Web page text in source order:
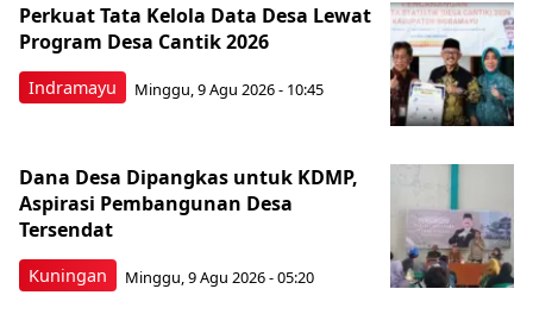
Indramayu
Perkuat Tata Kelola Data Desa Lewat
Program Desa Cantik 2026
Minggu, 9 Agu 2026 - 10:45
Kuningan
Dana Desa Dipangkas untuk KDMP,
Aspirasi Pembangunan Desa
Tersendat
Minggu, 9 Agu 2026 - 05:20